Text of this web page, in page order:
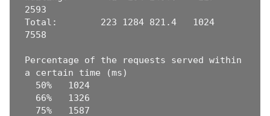
2593
Total:        223 1284 821.4   1024
7558
Percentage of the requests served within
a certain time (ms)